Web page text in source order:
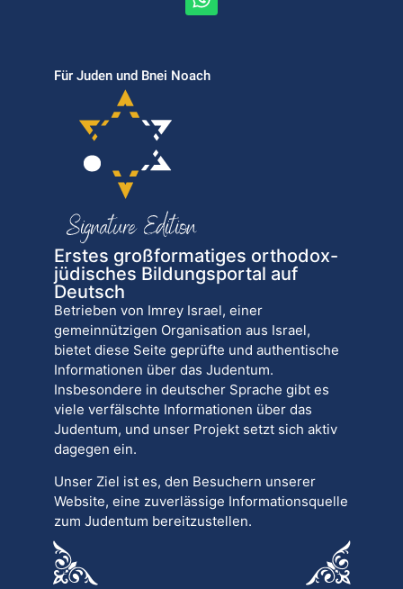
Für Juden und Bnei Noach
Erstes großformatiges orthodox-
jüdisches Bildungsportal auf
Deutsch
Betrieben von Imrey Israel, einer
gemeinnützigen Organisation aus Israel,
bietet diese Seite geprüfte und authentische
Informationen über das Judentum.
Insbesondere in deutscher Sprache gibt es
viele verfälschte Informationen über das
Judentum, und unser Projekt setzt sich aktiv
dagegen ein.
Unser Ziel ist es, den Besuchern unserer
Website, eine zuverlässige Informationsquelle
zum Judentum bereitzustellen.